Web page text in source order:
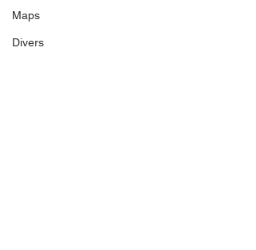
Maps
Divers